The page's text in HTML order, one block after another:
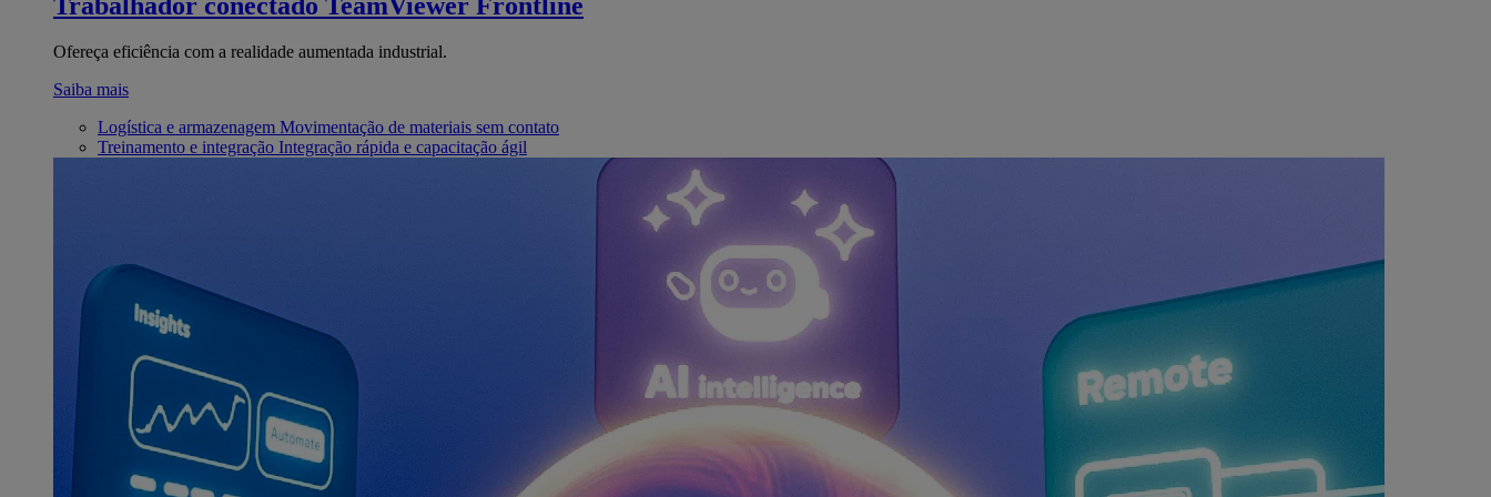
Ofereça eficiência com a realidade aumentada industrial.
Saiba mais
Logística e armazenagem Movimentação de materiais sem contato
Treinamento e integração Integração rápida e capacitação ágil